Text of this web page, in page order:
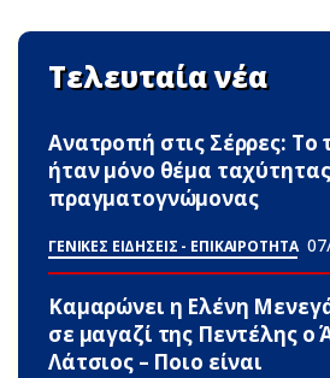
Τελευταία νέα
Ανατροπή στις Σέρρες: Το
ήταν μόνο θέμα
πραγματογνώμονας
ΓΕΝΙΚΕΣ ΕΙΔΗΣΕΙΣ - ΕΠΙΚΑΙΡΟΤΗΤΑ
Καμαρώνει η Ελένη
σε μαγαζί της Πεντέλης ο
Λάτσιος – Ποιο είναι